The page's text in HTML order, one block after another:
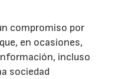
compromiso por
en ocasiones,
incluso
sociedad